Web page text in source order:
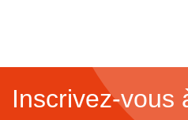
Inscrivez-vous